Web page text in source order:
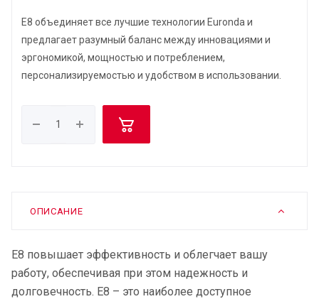
E8 объединяет все лучшие технологии Euronda и
предлагает разумный баланс между инновациями и
эргономикой, мощностью и потреблением,
персонализируемостью и удобством в использовании.
ОПИСАНИЕ
E8 повышает эффективность и облегчает вашу
работу, обеспечивая при этом надежность и
долговечность. E8 – это наиболее доступное